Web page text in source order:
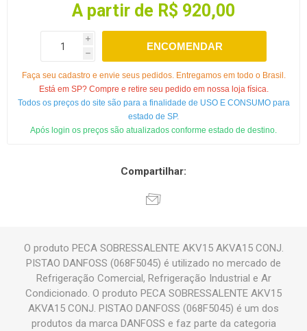
A partir de R$ 920,00
i
h
ENCOMENDAR
Faça seu cadastro e envie seus pedidos. Entregamos em todo o Brasil.
Está em SP? Compre e retire seu pedido em nossa loja física.
Todos os preços do site são para a finalidade de USO E CONSUMO para
estado de SP.
Após login os preços são atualizados conforme estado de destino.
Compartilhar:
O produto PECA SOBRESSALENTE AKV15 AKVA15 CONJ.
PISTAO DANFOSS (068F5045) é utilizado no mercado de
Refrigeração Comercial, Refrigeração Industrial e Ar
Condicionado. O produto PECA SOBRESSALENTE AKV15
AKVA15 CONJ. PISTAO DANFOSS (068F5045) é um dos
produtos da marca DANFOSS e faz parte da categoria